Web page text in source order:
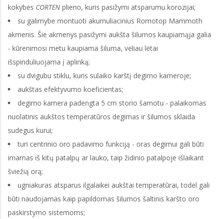
kokybės CORTEN plieno, kuris pasižymi atsparumu korozijai;
su galimybe montuoti akumuliacinius Romotop Mammoth
akmenis. Šie akmenys pasižymi aukšta šilumos kaupiamąja galia
- kūrenimosi metu kaupiama šiluma, vėliau lėtai
išspinduliuojama į aplinką;
su dvigubu stiklu, kuris sulaiko karštį degimo kameroje;
aukštas efektyvumo koeficientas;
degimo kamera padengta 5 cm storio šamotu - palaikomas
nuolatinis aukštos temperatūros degimas ir šilumos sklaida
sudegus kurui;
turi centrinio oro padavimo funkciją - oras degimui gali būti
imamas iš kitų patalpų ar lauko, taip židinio patalpoje išlaikant
šviežią orą;
ugniakuras atsparus ilgalaikei aukštai temperatūrai, todėl gali
būti naudojamas kaip papildomas šilumos šaltinis karšto oro
paskirstymo sistemoms;